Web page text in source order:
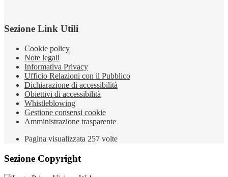
Sezione Link Utili
Cookie policy
Note legali
Informativa Privacy
Ufficio Relazioni con il Pubblico
Dichiarazione di accessibilità
Obiettivi di accessibilità
Whistleblowing
Gestione consensi cookie
Amministrazione trasparente
Pagina visualizzata 257 volte
Sezione Copyright